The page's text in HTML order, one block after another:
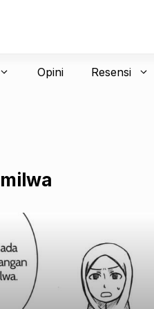
Opini Resensi